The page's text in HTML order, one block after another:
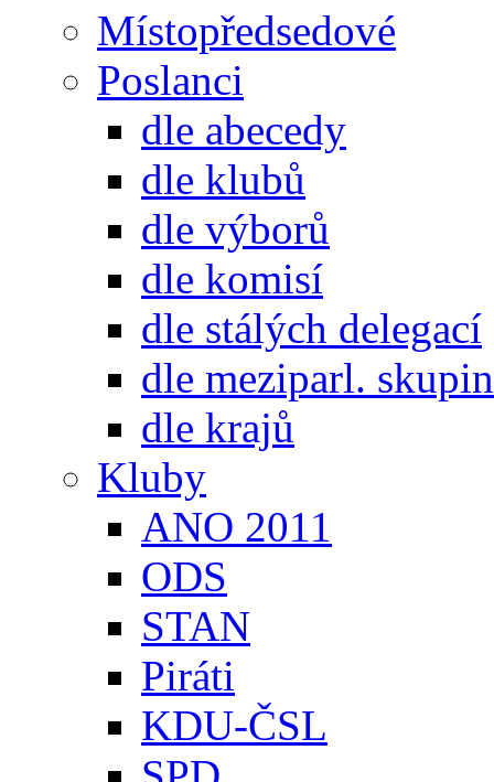
Místopředsedové
Poslanci
dle abecedy
dle klubů
dle výborů
dle komisí
dle stálých delegací
dle meziparl. skupin
dle krajů
Kluby
ANO 2011
ODS
STAN
Piráti
KDU-ČSL